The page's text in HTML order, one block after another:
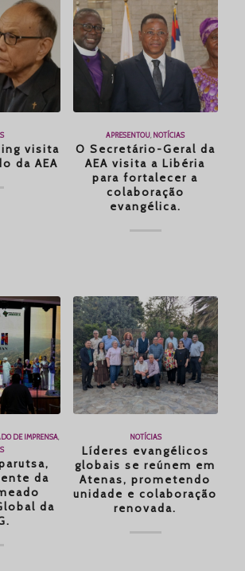
visita
da AEA
APRESENTOU, NOTÍCIAS
O Secretário-Geral da
AEA visita a Libéria
para fortalecer a
colaboração
evangélica.
DE IMPRENSA,
da
da
NOTÍCIAS
Líderes evangélicos
globais se reúnem em
Atenas, prometendo
unidade e colaboração
renovada.